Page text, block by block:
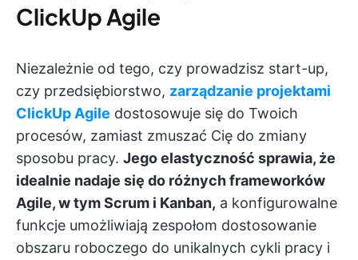
ClickUp Agile
Niezależnie od tego, czy prowadzisz start-up,
czy przedsiębiorstwo, zarządzanie projektami
ClickUp Agile dostosowuje się do Twoich
procesów, zamiast zmuszać Cię do zmiany
sposobu pracy. Jego elastyczność sprawia, że
idealnie nadaje się do różnych frameworków
Agile, w tym Scrum i Kanban, a konfigurowalne
funkcje umożliwiają zespołom dostosowanie
obszaru roboczego do unikalnych cykli pracy i